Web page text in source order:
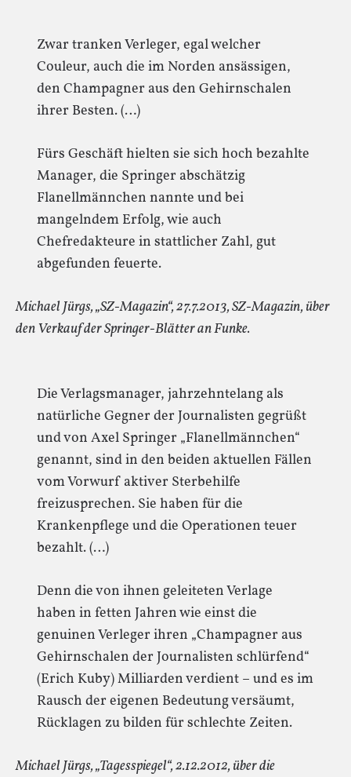
Zwar tranken Verleger, egal welcher
Couleur, auch die im Norden ansässigen,
den Champagner aus den Gehirnschalen
ihrer Besten. (…)
Fürs Geschäft hielten sie sich hoch bezahlte
Manager, die Springer abschätzig
Flanellmännchen nannte und bei
mangelndem Erfolg, wie auch
Chefredakteure in stattlicher Zahl, gut
abgefunden feuerte.
Michael Jürgs, „SZ-Magazin“, 27.7.2013, SZ-Magazin, über
den Verkauf der Springer-Blätter an Funke.
Die Verlagsmanager, jahrzehntelang als
natürliche Gegner der Journalisten gegrüßt
und von Axel Springer „Flanellmännchen“
genannt, sind in den beiden aktuellen Fällen
vom Vorwurf aktiver Sterbehilfe
freizusprechen. Sie haben für die
Krankenpflege und die Operationen teuer
bezahlt. (…)
Denn die von ihnen geleiteten Verlage
haben in fetten Jahren wie einst die
genuinen Verleger ihren „Champagner aus
Gehirnschalen der Journalisten schlürfend“
(Erich Kuby) Milliarden verdient – und es im
Rausch der eigenen Bedeutung versäumt,
Rücklagen zu bilden für schlechte Zeiten.
Michael Jürgs, „Tagesspiegel“, 2.12.2012, über die